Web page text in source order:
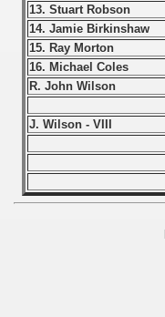
13. Stuart Robson
14. Jamie Birkinshaw
15. Ray Morton
16. Michael Coles
R. John Wilson
J. Wilson - VIII
- 1960
- 1961